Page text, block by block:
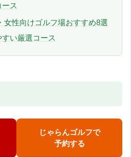
ス
女性向けゴルフ場おすすめ8選
すい厳選コース
じゃらんゴルフで
予約する